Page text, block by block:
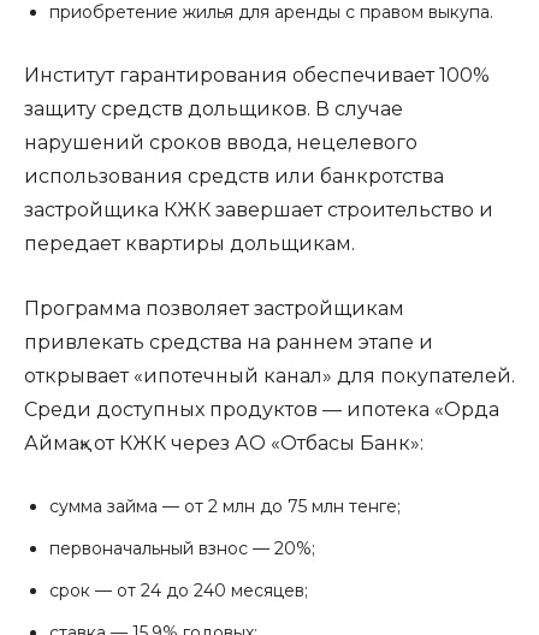
приобретение жилья для аренды с правом выкупа.
Институт гарантирования обеспечивает 100%
защиту средств дольщиков. В случае
нарушений сроков ввода, нецелевого
использования средств или банкротства
застройщика КЖК завершает строительство и
передает квартиры дольщикам.
Программа позволяет застройщикам
привлекать средства на раннем этапе и
открывает «ипотечный канал» для покупателей.
Среди доступных продуктов — ипотека «Орда
Аймақ» от КЖК через АО «Отбасы Банк»:
сумма займа — от 2 млн до 75 млн тенге;
первоначальный взнос — 20%;
срок — от 24 до 240 месяцев;